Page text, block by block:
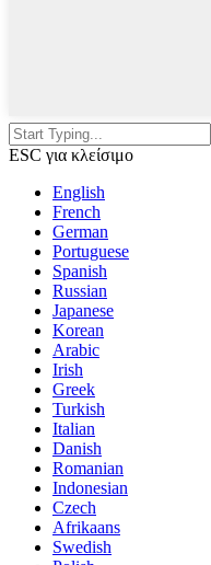
ESC για κλείσιμο
English
French
German
Portuguese
Spanish
Russian
Japanese
Korean
Arabic
Irish
Greek
Turkish
Italian
Danish
Romanian
Indonesian
Czech
Afrikaans
Swedish